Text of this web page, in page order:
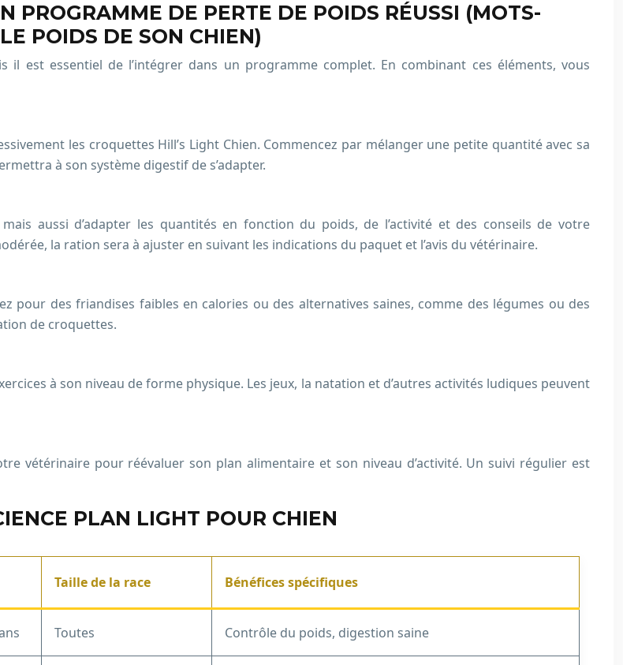
PROGRAMME DE PERTE DE POIDS RÉUSSI (MOTS-
POIDS DE SON CHIEN)
il est essentiel de l’intégrer dans un programme complet. En combinant ces éléments, vous
les croquettes Hill’s Light Chien. Commencez par mélanger une petite quantité avec sa
à son système digestif de s’adapter.
aussi d’adapter les quantités en fonction du poids, de l’activité et des conseils de votre
la ration sera à ajuster en suivant les indications du paquet et l’avis du vétérinaire.
pour des friandises faibles en calories ou des alternatives saines, comme des légumes ou des
de croquettes.
à son niveau de forme physique. Les jeux, la natation et d’autres activités ludiques peuvent
vétérinaire pour réévaluer son plan alimentaire et son niveau d’activité. Un suivi régulier est
PLAN LIGHT POUR CHIEN
Taille de la race Bénéfices spécifiques
Toutes Contrôle du poids, digestion saine